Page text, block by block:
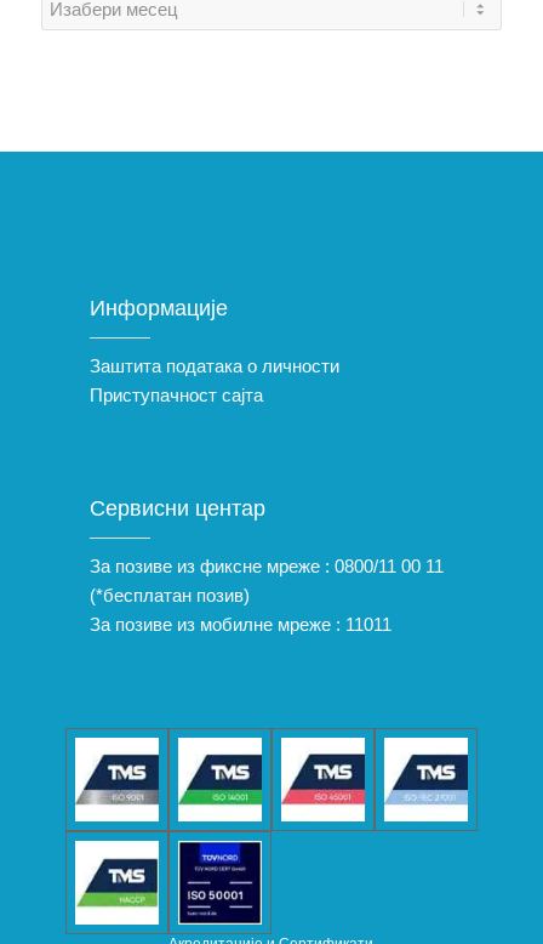
Информације
Заштита података о личности
Приступачност сајта
Сервисни центар
За позиве из фиксне мреже : 0800/11 00 11
(*бесплатан позив)
За позиве из мобилне мреже : 11011